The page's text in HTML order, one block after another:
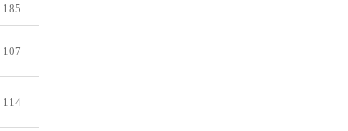
185
107
114